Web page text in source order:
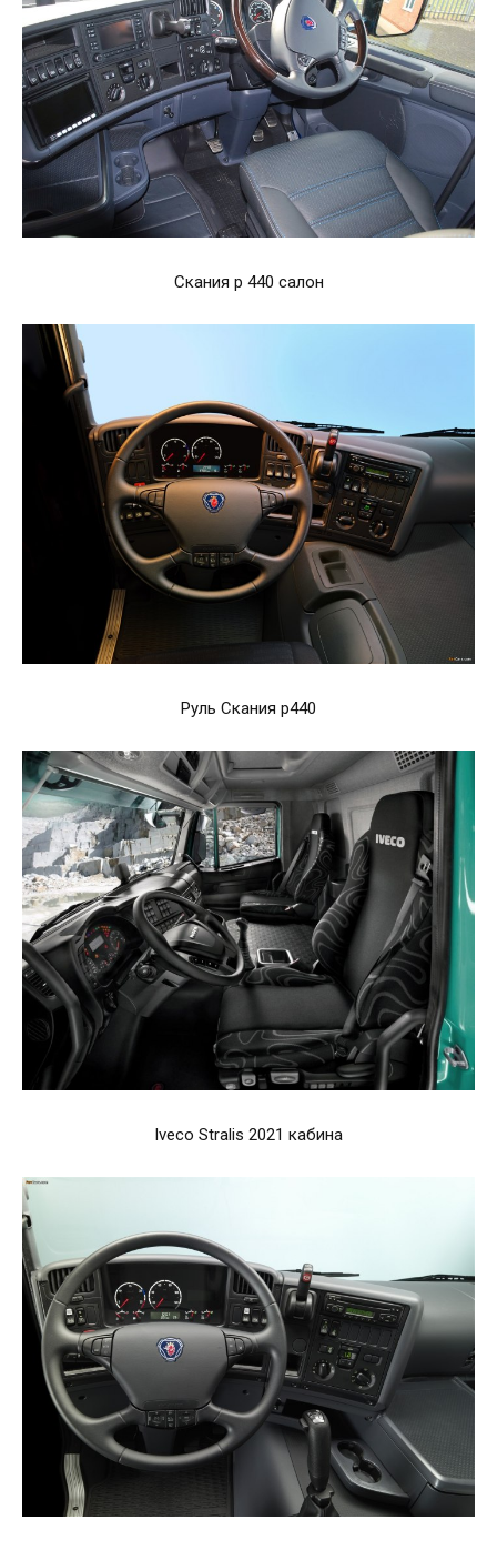
Скания р 440 салон
Руль Скания р440
Iveco Stralis 2021 кабина